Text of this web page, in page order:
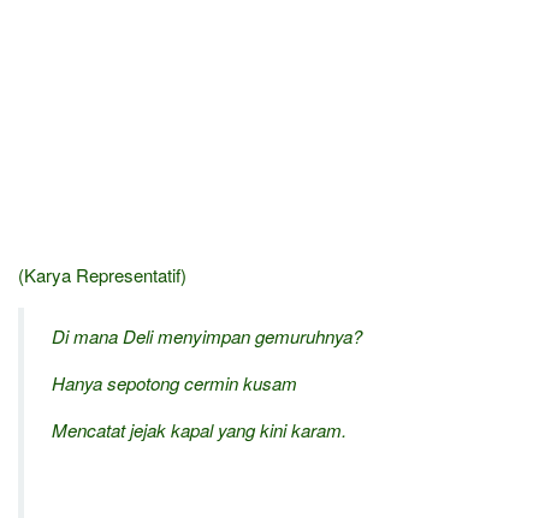
(Karya Representatif)
Di mana Deli menyimpan gemuruhnya?
Hanya sepotong cermin kusam
Mencatat jejak kapal yang kini karam.